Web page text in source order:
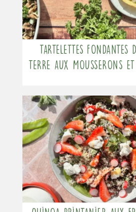
Tartelettes fondantes
terre aux mousserons